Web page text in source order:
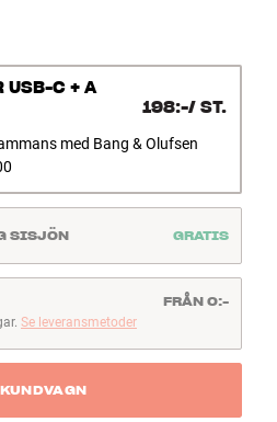
USB-C + A
198:-/ ST.
med Bang & Olufsen
SISJÖN GRATIS
Se leveransmetoder
FRÅN 0:-